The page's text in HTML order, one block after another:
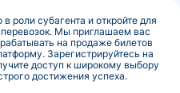
роли субагента и откройте для
Мы приглашаем вас
на продаже билетов
Зарегистрируйтесь на
доступ к широкому выбору
достижения успеха.